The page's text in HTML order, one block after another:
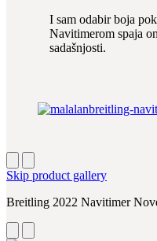
I sam odabir boja
Navitimerom spaja
sadašnjosti.
Skip product gallery
Breitling 2022 Navitimer